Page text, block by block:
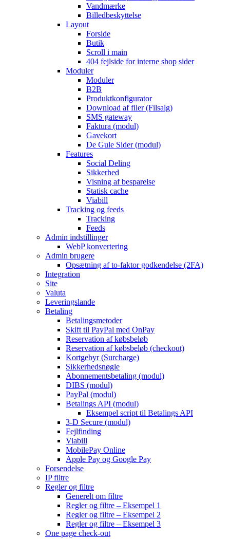
Vandmærke
Billedbeskyttelse
Layout
Forside
Butik
Scroll i main
404 fejlside for interne shop sider
Moduler
Moduler
B2B
Produktkonfigurator
Download af filer (Filsalg)
SMS gateway
Faktura (modul)
Gavekort
De Gule Sider (modul)
Features
Social Deling
Sikkerhed
Visning af besparelse
Statisk cache
Viabill
Tracking og feeds
Tracking
Feeds
Admin indstillinger
WebP konvertering
Admin brugere
Opsætning af to-faktor godkendelse (2FA)
Integration
Site
Valuta
Leveringslande
Betaling
Betalingsmetoder
Skift til PayPal med OnPay
Reservation af købsbeløb
Reservation af købsbeløb (checkout)
Kortgebyr (Surcharge)
Sikkerhedsnøgle
Abonnementsbetaling (modul)
DIBS (modul)
PayPal (modul)
Betalings API (modul)
Eksempel script til Betalings API
3-D Secure (modul)
Fejlfinding
Viabill
MobilePay Online
Apple Pay og Google Pay
Forsendelse
IP filtre
Regler og filtre
Generelt om filtre
Regler og filtre – Eksempel 1
Regler og filtre – Eksempel 2
Regler og filtre – Eksempel 3
One page check-out